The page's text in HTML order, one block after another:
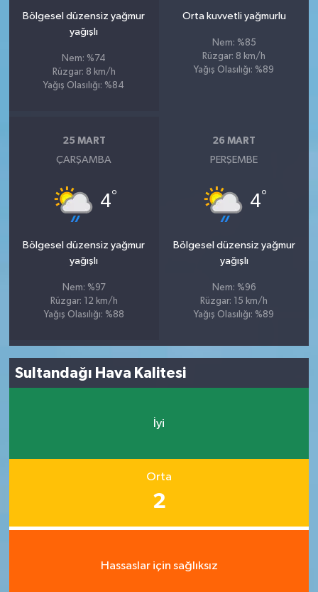
Bölgesel düzensiz yağmur
yağışlı
Nem: %74
Rüzgar: 8 km/h
Yağış Olasılığı: %84
Orta kuvvetli yağmurlu
Nem: %85
Rüzgar: 8 km/h
Yağış Olasılığı: %89
25 MART
ÇARŞAMBA
4°
Bölgesel düzensiz yağmur
yağışlı
Nem: %97
Rüzgar: 12 km/h
Yağış Olasılığı: %88
26 MART
PERŞEMBE
4°
Bölgesel düzensiz yağmur
yağışlı
Nem: %96
Rüzgar: 15 km/h
Yağış Olasılığı: %89
Sultandağı Hava Kalitesi
İyi
Orta
2
Hassaslar için sağlıksız